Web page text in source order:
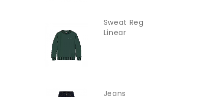
Sweat Reg
Linear
Jeans